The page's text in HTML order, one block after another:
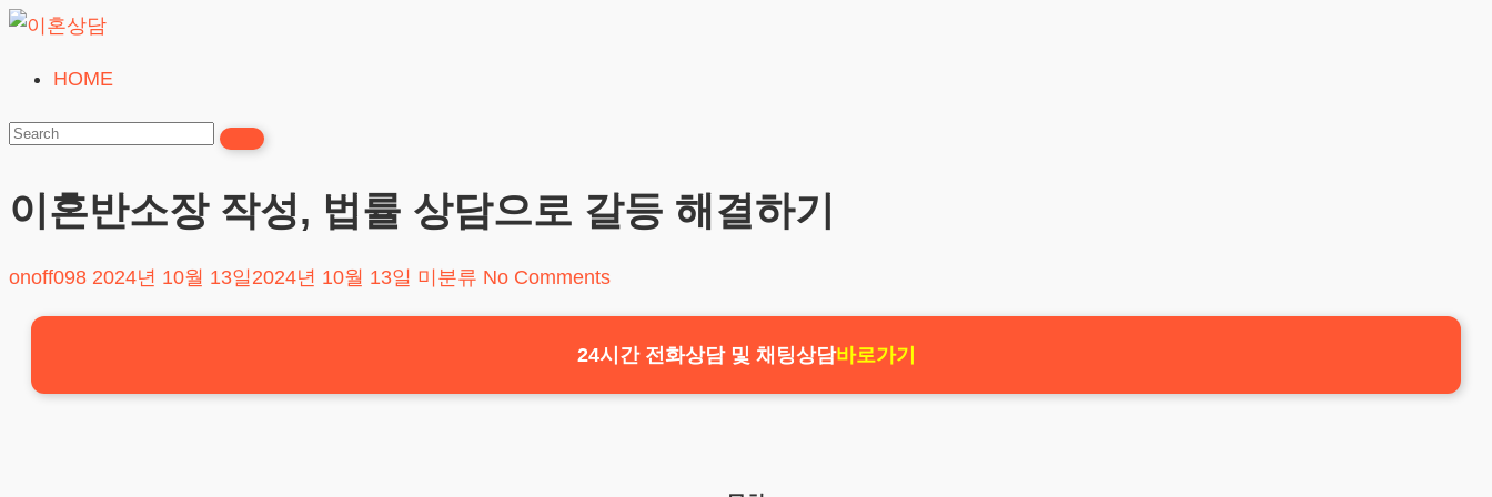
Skip
content
혼
담
HOME
이혼반소장 작성, 법률 상담으로 갈등 해결하기
onoff098 2024년 10월 13일 2024년 10월 13일 미분류 No Comments
24시간 전화상담 및 채팅상담바로가기